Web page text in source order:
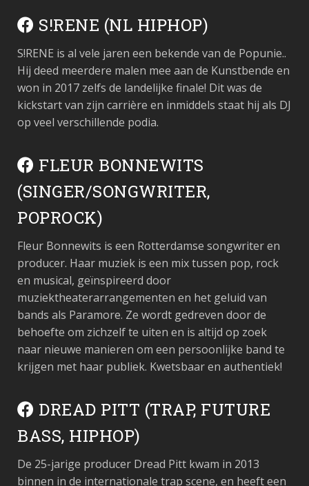
S!RENE (NL HIPHOP)
S!RENE is al vele jaren een bekende van de Popunie..
Hij deed meerdere malen mee aan de Kunstbende en
won in 2017 zelfs de landelijke finale! Dit was de
kickstart van zijn carrière en inmiddels staat hij als DJ
op veel verschillende podia.
FLEUR BONNEWITS
(SINGER/SONGWRITER,
POPROCK)
Fleur Bonnewits is een Rotterdamse songwriter en
producer. Haar muziek is een mix tussen pop, rock
en musical, geïnspireerd door
muziektheaterarrangementen en het geluid van
bands als Paramore. Ze wordt gedreven door de
behoefte om zichzelf te uiten en is altijd op zoek
naar nieuwe manieren om een ​​persoonlijke band te
krijgen met haar publiek. Kwetsbaar en authentiek!
DREAD PITT (TRAP, FUTURE
BASS, HIPHOP)
De 25-jarige producer Dread Pitt kwam in 2013
binnen in de internationale trap scene, en heeft een